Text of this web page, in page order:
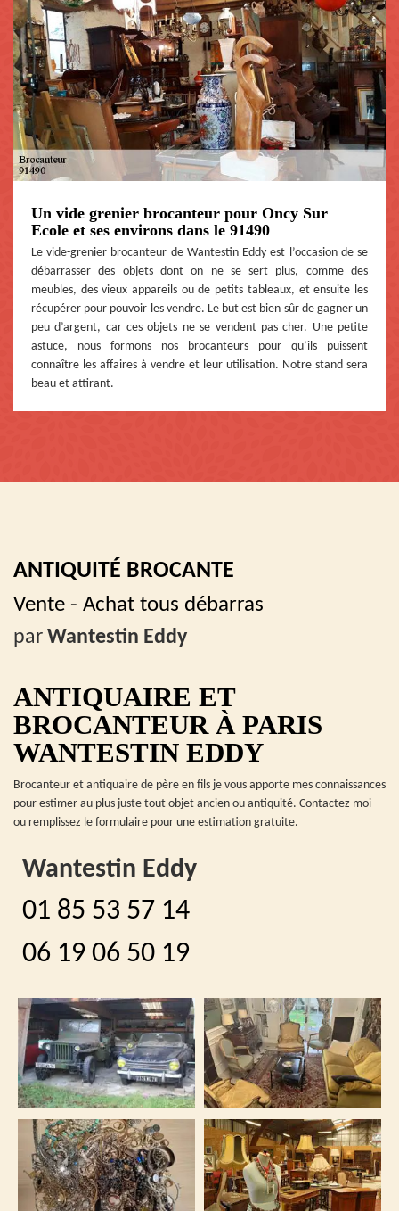
Un vide grenier brocanteur pour Oncy Sur
Ecole et ses environs dans le 91490
Le vide-grenier brocanteur de Wantestin Eddy est l’occasion de se
débarrasser des objets dont on ne se sert plus, comme des
meubles, des vieux appareils ou de petits tableaux, et ensuite les
récupérer pour pouvoir les vendre. Le but est bien sûr de gagner un
peu d’argent, car ces objets ne se vendent pas cher. Une petite
astuce, nous formons nos brocanteurs pour qu’ils puissent
connaître les affaires à vendre et leur utilisation. Notre stand sera
beau et attirant.
ANTIQUITÉ BROCANTE
Vente - Achat tous débarras
par Wantestin Eddy
ANTIQUAIRE ET
BROCANTEUR À PARIS
WANTESTIN EDDY
Brocanteur et antiquaire de père en fils je vous apporte mes connaissances
pour estimer au plus juste tout objet ancien ou antiquité. Contactez moi
ou remplissez le formulaire pour une estimation gratuite.
Wantestin Eddy
01 85 53 57 14
06 19 06 50 19